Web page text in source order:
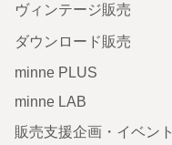
ヴィンテージ販売
ダウンロード販売
minne PLUS
minne LAB
販売支援企画・イベント